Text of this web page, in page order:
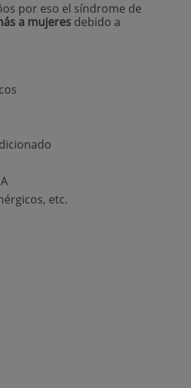
por eso el síndrome de
a mujeres debido a
etc.